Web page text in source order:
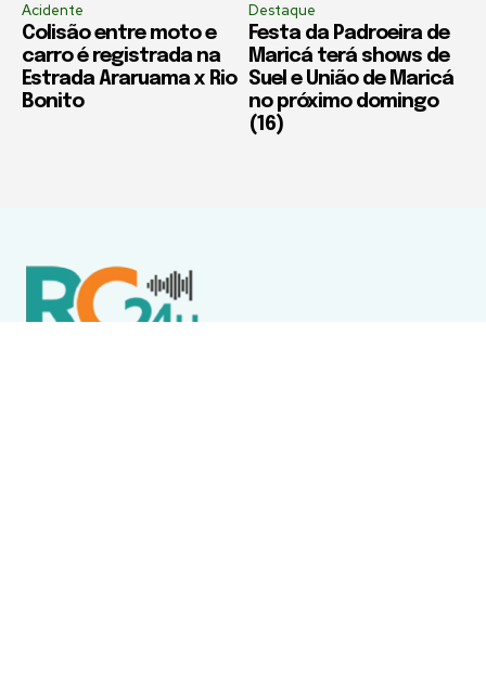
Acidente
Colisão entre moto e
carro é registrada na
Estrada Araruama x Rio
Bonito
Destaque
Festa da Padroeira de
Maricá terá shows de
Suel e União de Maricá
no próximo domingo
(16)